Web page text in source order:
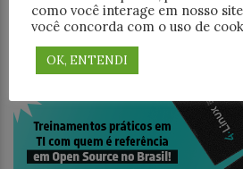
TREINAMENTO
como você interage em nosso
você concorda com o uso de
OK, ENTENDI